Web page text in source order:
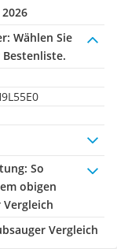
Wählen Sie
: So
obigen
Vergleich